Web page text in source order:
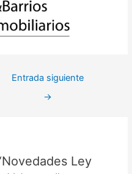
Entrada siguiente
→
Ley